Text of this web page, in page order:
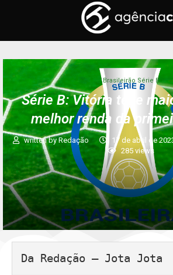
Brasileirão Série B
Série B: Vitória teve
melhor renda da
written by Redação 17 de abril de
285 views
Da Redação – Jota Jota